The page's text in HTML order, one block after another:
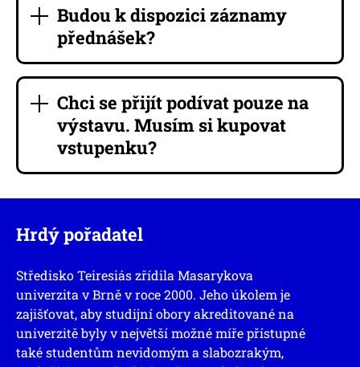
Budou k dispozici záznamy
přednášek?
Chci se přijít podívat pouze na
výstavu. Musím si kupovat
vstupenku?
Hrdý pořadatel
Středisko Teiresiás zřídila Masarykova
univerzita v Brně v roce 2000. Jeho úkolem je
zajišťovat, aby studijní obory akreditované na
univerzitě byly v největší možné míře přístupné
také studentům nevidomým a slabozrakým,